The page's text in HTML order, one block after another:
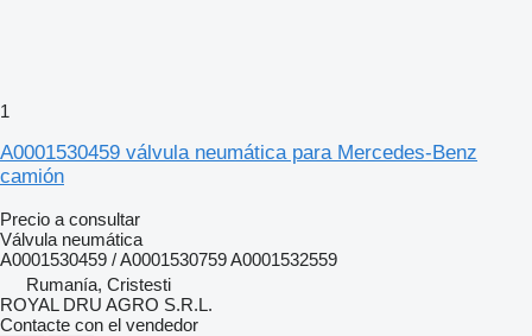
1
A0001530459 válvula neumática para Mercedes-Benz
camión
Precio a consultar
Válvula neumática
A0001530459 / A0001530759 A0001532559
Rumanía, Cristesti
ROYAL DRU AGRO S.R.L.
Contacte con el vendedor